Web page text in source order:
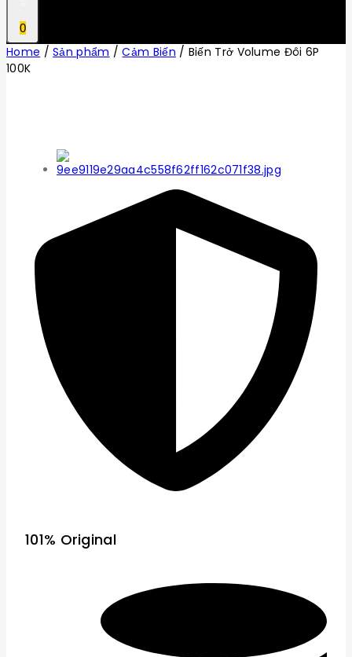
0
Home / Sản phẩm / Cảm Biến / Biến Trở Volume Đôi 6P
100K
101% Original